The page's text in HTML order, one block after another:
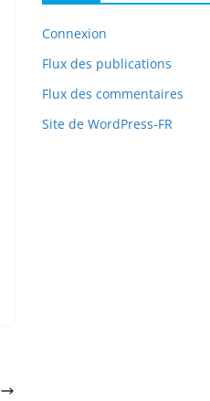
Connexion
Flux des publications
Flux des commentaires
Site de WordPress-FR